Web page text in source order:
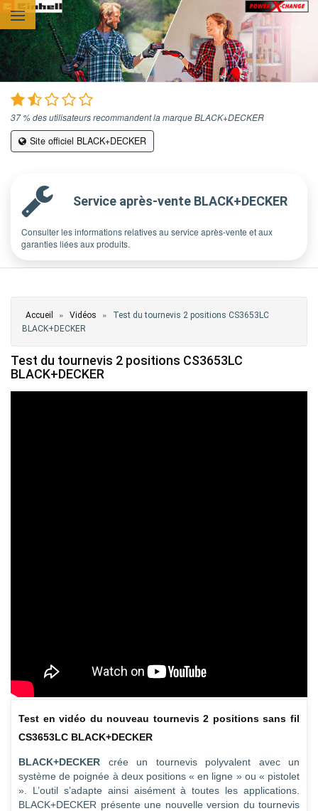
Aller au contenu principal
37 % des utilisateurs recommandent la marque BLACK+DECKER
Site officiel BLACK+DECKER
Service après-vente BLACK+DECKER
Consulter les informations relatives au service après-vente et aux
garanties liées aux produits.
Vous êtes ici
Accueil » Vidéos »
Test du tournevis 2 positions CS3653LC
BLACK+DECKER
Test du tournevis 2 positions CS3653LC
BLACK+DECKER
Test en vidéo du nouveau tournevis 2 positions sans fil
CS3653LC BLACK+DECKER
BLACK+DECKER crée un tournevis polyvalent avec un
système de poignée à deux positions « en ligne » ou « pistolet
». L’outil s’adapte ainsi aisément à toutes les applications.
BLACK+DECKER présente une nouvelle version du tournevis